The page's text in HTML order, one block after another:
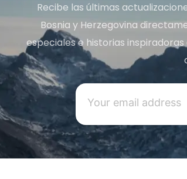
Recibe las últimas
Bosnia y Herzegovina
especiales e historias